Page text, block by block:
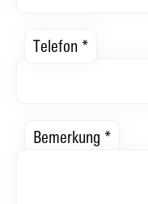
Telefon *
Bemerkung *